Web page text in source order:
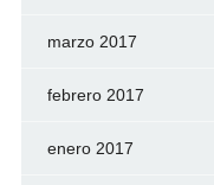
marzo 2017
febrero 2017
enero 2017